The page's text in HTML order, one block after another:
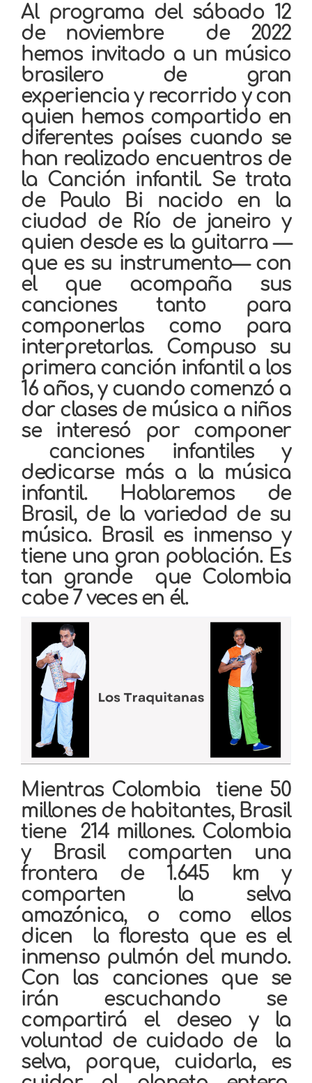
Al programa del sábado 12
de noviembre de 2022
hemos invitado a un músico
brasilero de gran
experiencia y recorrido y con
quien hemos compartido en
diferentes países cuando se
han realizado encuentros de
la Canción infantil. Se trata
de Paulo Bi nacido en la
ciudad de Río de janeiro y
quien desde es la guitarra —
que es su instrumento— con
el que acompaña sus
canciones tanto para
componerlas como para
interpretarlas. Compuso su
primera canción infantil a los
16 años, y cuando comenzó a
dar clases de música a niños
se interesó por componer
canciones infantiles y
dedicarse más a la música
infantil. Hablaremos de
Brasil, de la variedad de su
música. Brasil es inmenso y
tiene una gran población. Es
tan grande que Colombia
cabe 7 veces en él.
Mientras Colombia tiene 50
millones de habitantes, Brasil
tiene 214 millones. Colombia
y Brasil comparten una
frontera de 1.645 km y
comparten la selva
amazónica, o como ellos
dicen la floresta que es el
inmenso pulmón del mundo.
Con las canciones que se
irán escuchando se
compartirá el deseo y la
voluntad de cuidado de la
selva, porque, cuidarla, es